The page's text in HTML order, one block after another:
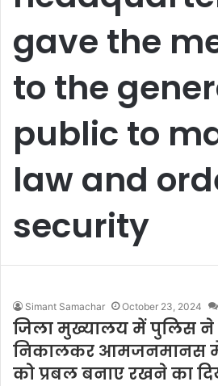
gave the
to the
public to
law and
security
Simant Samachar October 23, 2024
जिला मुख्यालय में पुलिस ने
निकालकर आमजनमानस में
को प्रबल बनाए रखने का